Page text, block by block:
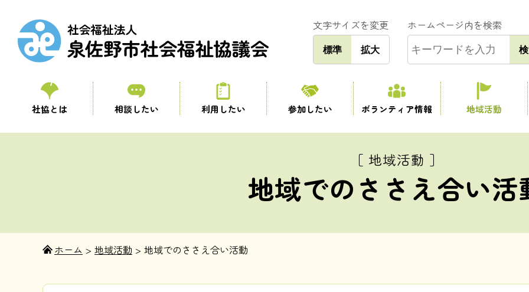
文字サイズを変更
標準 拡大
ホームページ内を検索
社協とは 相談したい 利用したい 参加したい ボランティア情報 地域活動
［ 地域活動 ］
地域でのささえ合い活
ホーム > 地域活動 > 地域でのささえ合い活動